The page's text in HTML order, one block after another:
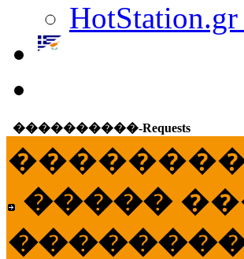
����������-Requests
�����